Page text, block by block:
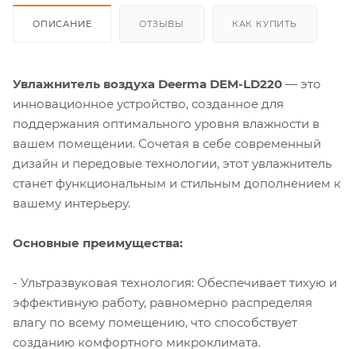
ОПИСАНИЕ ОТЗЫВЫ КАК КУПИТЬ
Увлажнитель воздуха Deerma DEM-LD220 — это
инновационное устройство, созданное для
поддержания оптимального уровня влажности в
вашем помещении. Сочетая в себе современный
дизайн и передовые технологии, этот увлажнитель
станет функциональным и стильным дополнением к
вашему интерьеру.
Основные преимущества:
- Ультразвуковая технология: Обеспечивает тихую и
эффективную работу, равномерно распределяя
влагу по всему помещению, что способствует
созданию комфортного микроклимата.